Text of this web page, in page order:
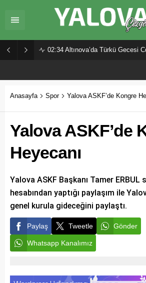
02:34 Altınova’da Türkü Gecesi Coşkusu!
Anasayfa Spor Yalova ASKF’de Kongre
Yalova ASKF’de
Heyecanı
Yalova ASKF Başkanı Tamer ERBUL
hesabından yaptığı paylaşım ile
genel kurula gideceğini paylaştı.
Paylaş Tweetle Gönder
Whatsapp Kanalımız